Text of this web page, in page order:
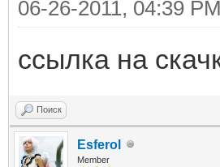
06-26-2011, 04:39 PM
ссылка на
Поиск
Esferol
Member